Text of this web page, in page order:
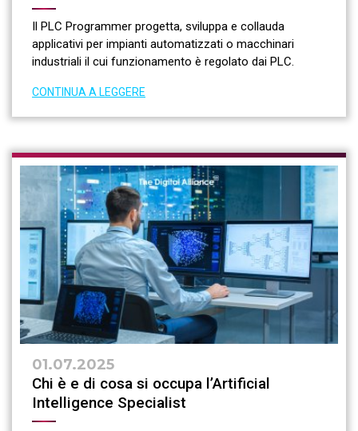
Il PLC Programmer progetta, sviluppa e collauda
applicativi per impianti automatizzati o macchinari
industriali il cui funzionamento è regolato dai PLC.
CONTINUA A LEGGERE
01.07.2025
Chi è e di cosa si occupa l’Artificial
Intelligence Specialist